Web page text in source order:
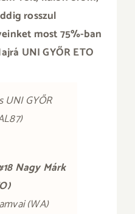
rosszul
most 75%-ban
UNI GYŐR ETO
UNI GYŐR
Nagy Márk
(WA)